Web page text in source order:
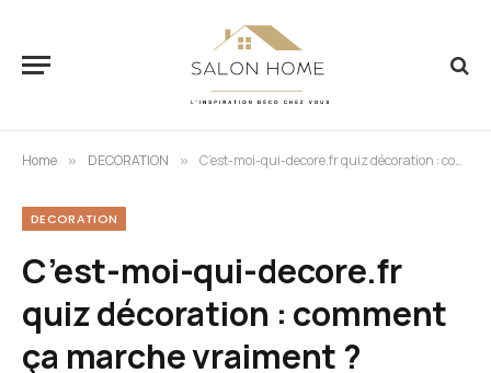
Home » DECORATION » C’est-moi-qui-decore.fr quiz décoration : comment ça marche vraiment ?
DECORATION
C’est-moi-qui-decore.fr
quiz décoration : comment
ça marche vraiment ?